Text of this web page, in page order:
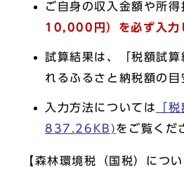
ご自身の収入金額や所
10,000円）を必ず入力
試算結果は、「税額試
れるふるさと納税額の目
入力方法については
「
837.26KB)をご覧くだ
【森林環境税（国税）につい